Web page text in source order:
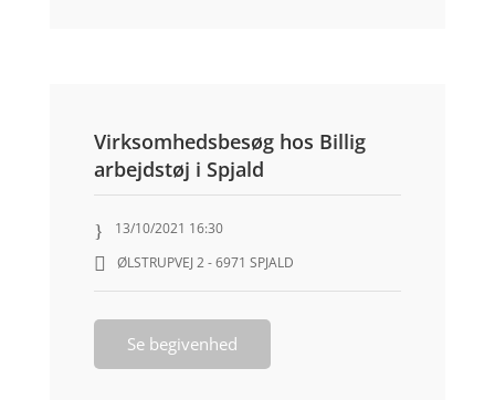
Virksomhedsbesøg hos Billig
arbejdstøj i Spjald
13/10/2021 16:30
ØLSTRUPVEJ 2 - 6971 SPJALD
Se begivenhed